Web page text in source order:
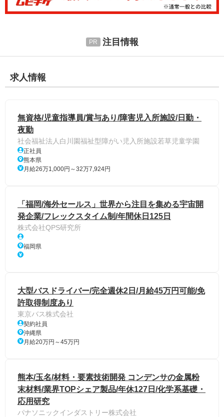
注目情報
求人情報
無資格/児童指導員/賞与あり/障害児入所施設/日勤・
夜勤
社会福祉法人白川園福祉型障がい児入所施設若草児童学園
正社員
熊本県
月給26万1,000円～32万7,924円
「福岡/海外セールス」世界から注目を集める宇宙開
発企業/フレックスタイム制/年間休日125日
株式会社QPS研究所
福岡県
大型バスドライバー/完全週休2日/月給45万円可能/免
許取得制度あり
東京バス株式会社
契約社員
沖縄県
月給20万円～45万円
熊本/玉名/材料・要素技術開発 コンデンサの金属粉
末材料/業界TOPシェア製品/年休127日/化学系基礎・
応用研究
パナソニックインダストリー株式会社